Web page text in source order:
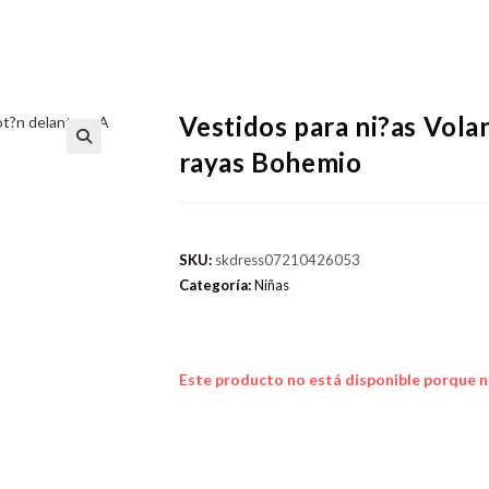
Vestidos para ni?as
rayas Bohemio
SKU: skdress07210426053
Categoría:Niñas
Este producto no está disponible porque